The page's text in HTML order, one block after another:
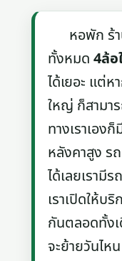
หอพัก ร้าน
ทั้งหมด4ล้
ได้เยอะ แต่ห
ใหญ่ ก็สามาร
ทางเราเอง
หลังคาสูง ร
ได้เลยเรามี
เราเปิดให้บ
กันตลอดทั้ง
จะย้ายวันไห